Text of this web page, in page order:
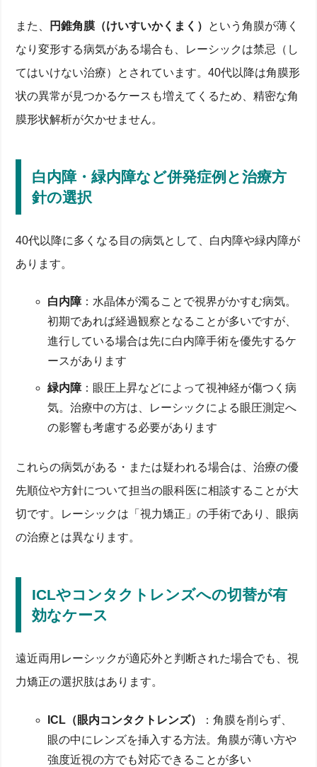
また、 円錐角膜（けいすいかくまく） という角膜が薄く
なり変形する病気がある場合も、レーシックは禁忌（し
てはいけない治療）とされています。40代以降は角膜形
状の異常が見つかるケースも増えてくるため、精密な角
膜形状解析が欠かせません。
白内障・緑内障など併発症例と治療方
針の選択
40代以降に多くなる目の病気として、白内障や緑内障が
あります。
白内障：水晶体が濁ることで視界がかすむ病気。
初期であれば経過観察となることが多いですが、
進行している場合は先に白内障手術を優先するケ
ースがあります
緑内障：眼圧上昇などによって視神経が傷つく病
気。治療中の方は、レーシックによる眼圧測定へ
の影響も考慮する必要があります
これらの病気がある・または疑われる場合は、治療の優
先順位や方針について担当の眼科医に相談することが大
切です。レーシックは「視力矯正」の手術であり、眼病
の治療とは異なります。
ICLやコンタクトレンズへの切替が有
効なケース
遠近両用レーシックが適応外と判断された場合でも、視
力矯正の選択肢はあります。
ICL（眼内コンタクトレンズ）
：角膜を削らず、
眼の中にレンズを挿入する方法。角膜が薄い方や
強度近視の方でも対応できることが多い
費用に含まれる検診・診療サポートと追加コスト
分割払いや医療費控除を使うメリット
体験談で検証！40代が遠近両用レーシックで感じたメ
リット・後悔
ドライアイ悪化でPC作業がつらくなった失敗例
50代に向けた視力キープ戦略と定期検診の必要性
ICL・老眼治療レンズとの比較でわかる遠近両用レー
角膜を削る vs レンズを入れる─手術方式の違い
リスク・後悔の少ない治療法はどれか？専門家の見
解
費用・視力回復スピード・メンテナンスを比較
検査当日の持ち物とコンタクトレンズ休止期間
術後の生活制限はいつまで？1週間・1ヶ月の目安